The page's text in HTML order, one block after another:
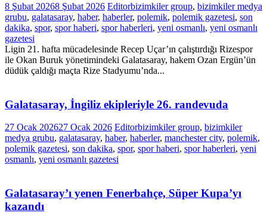
8 Şubat 20268 Şubat 2026 Editorbizimkiler group, bizimkiler medya
grubu, galatasaray, haber, haberler, polemik, polemik gazetesi, son
dakika, spor, spor haberi, spor haberleri, yeni osmanlı, yeni osmanlı
gazetesi
Ligin 21. hafta mücadelesinde Recep Uçar’ın çalıştırdığı Rizespor
ile Okan Buruk yönetimindeki Galatasaray, hakem Ozan Ergün’ün
düdük çaldığı maçta Rize Stadyumu’nda...
Galatasaray, İngiliz ekipleriyle 26. randevuda
27 Ocak 202627 Ocak 2026 Editorbizimkiler group, bizimkiler
medya grubu, galatasaray, haber, haberler, manchester city, polemik,
polemik gazetesi, son dakika, spor, spor haberi, spor haberleri, yeni
osmanlı, yeni osmanlı gazetesi
Galatasaray’ı yenen Fenerbahçe, Süper Kupa’yı
kazandı